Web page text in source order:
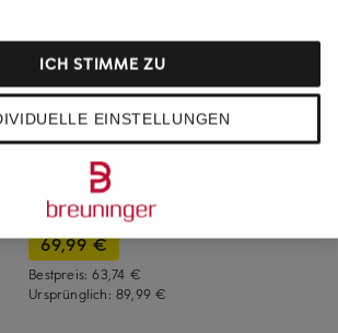
+Aktionsrabatt
CARTOON
Paperbag-Hose mit
Leinen
69,99 €
Bestpreis:63,74 €
Ursprünglich: 89,99 €
SEDUCTIVE
Marlenehose ARTA
EINSTELLUNGEN
ICH STIMME ZU